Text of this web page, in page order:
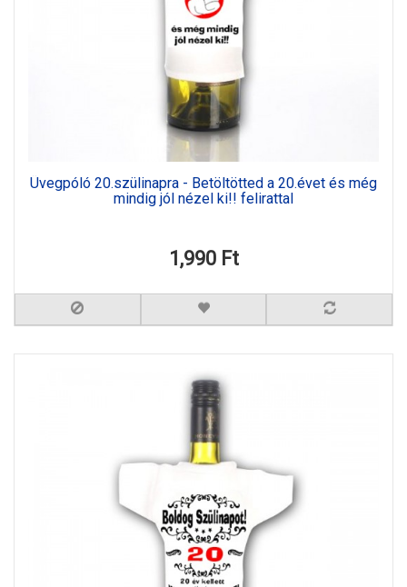
Üvegpóló 20.szülinapra - Betöltötted a 20.évet és még
mindig jól nézel ki!! felirattal
1,990 Ft